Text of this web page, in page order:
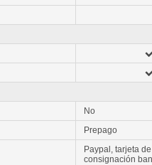
No
Prepago
Paypal, tarjeta
consignación